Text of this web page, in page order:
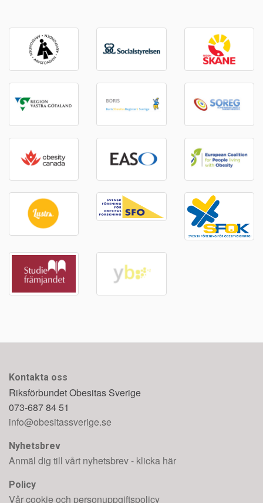
Kontakta oss
Riksförbundet Obesitas Sverige
073-687 84 51
info@obesitassverige.se
Nyhetsbrev
Anmäl dig till vårt nyhetsbrev - klicka här
Policy
Vår cookie och personuppgiftspolicy